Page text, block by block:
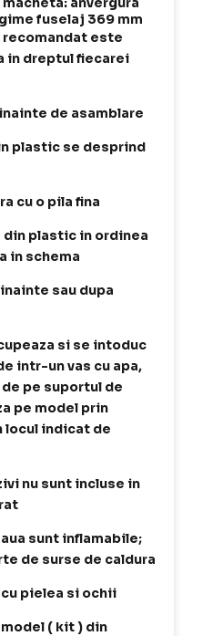
fuselaj 369 mm
recomandat este
in dreptul fiecarei
de asamblare
plastic se desprind
cu o pila fina
plastic in ordinea
in schema
sau dupa
si se intoduc
intr-un vas cu apa,
pe suportul de
pe model prin
locul indicat de
nu sunt incluse in
sunt inflamabile;
de surse de caldura
pielea si ochii
( kit ) din